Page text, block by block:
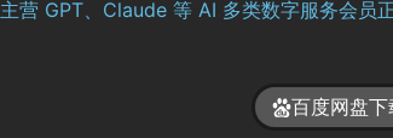
主营 GPT、Claude 等 AI 多类数字服务会员
百度网盘